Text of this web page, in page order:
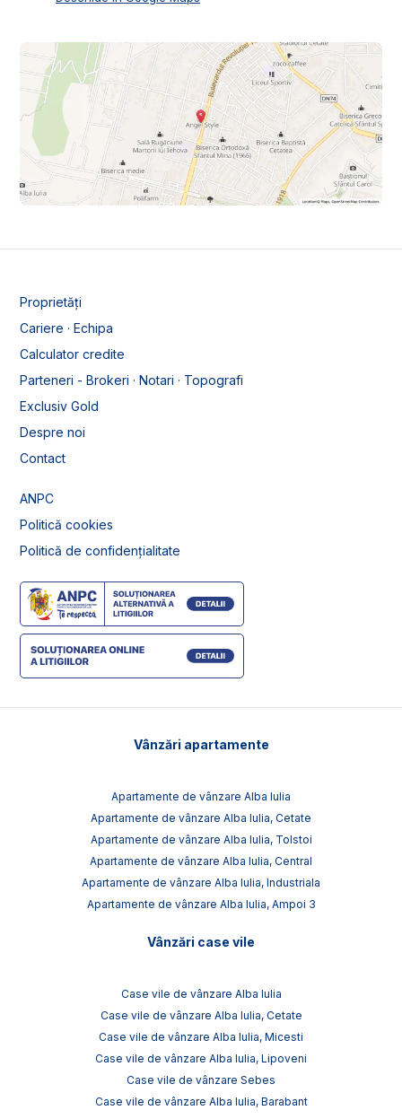
Proprietăți
Cariere · Echipa
Calculator credite
Parteneri - Brokeri · Notari · Topografi
Exclusiv Gold
Despre noi
Contact
ANPC
Politică cookies
Politică de confidențialitate
Vânzări apartamente
Apartamente de vânzare Alba Iulia
Apartamente de vânzare Alba Iulia, Cetate
Apartamente de vânzare Alba Iulia, Tolstoi
Apartamente de vânzare Alba Iulia, Central
Apartamente de vânzare Alba Iulia, Industriala
Apartamente de vânzare Alba Iulia, Ampoi 3
Vânzări case vile
Case vile de vânzare Alba Iulia
Case vile de vânzare Alba Iulia, Cetate
Case vile de vânzare Alba Iulia, Micesti
Case vile de vânzare Alba Iulia, Lipoveni
Case vile de vânzare Sebes
Case vile de vânzare Alba Iulia, Barabant